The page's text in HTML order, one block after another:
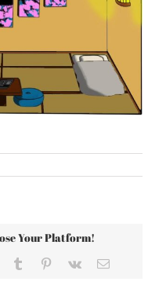
Your Platform!
Tumblr Pinterest
Vk Email